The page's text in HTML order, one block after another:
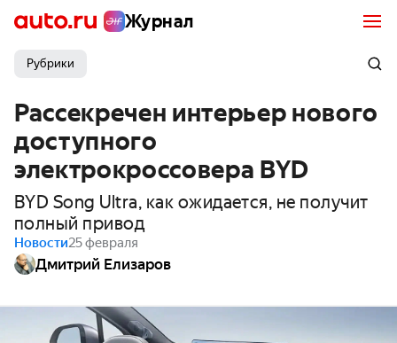
Журнал
Рубрики
Рассекречен интерьер нового
доступного
электрокроссовера BYD
BYD Song Ultra, как ожидается, не получит
полный привод
Новости25 февраля
Дмитрий Елизаров